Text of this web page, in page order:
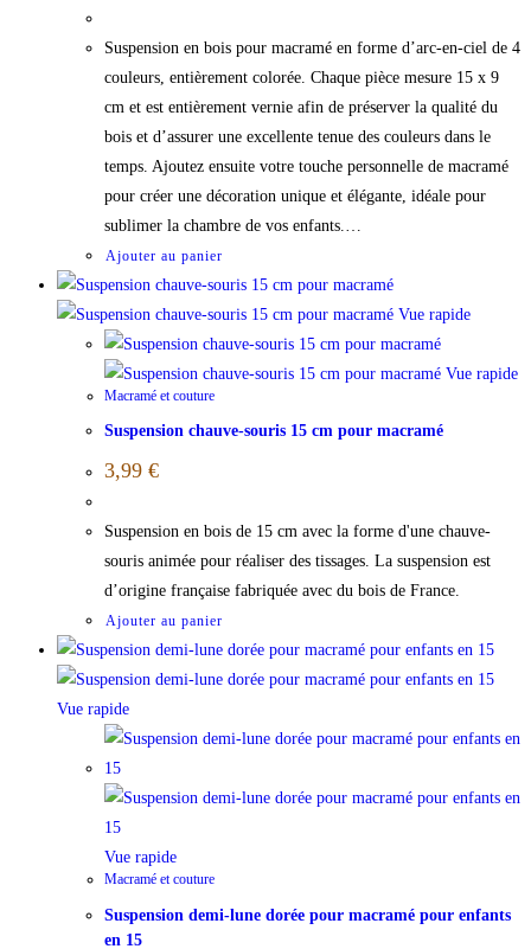
Suspension en bois pour macramé en forme d’arc-en-ciel de 4
couleurs, entièrement colorée. Chaque pièce mesure 15 x 9
cm et est entièrement vernie afin de préserver la qualité du
bois et d’assurer une excellente tenue des couleurs dans le
temps. Ajoutez ensuite votre touche personnelle de macramé
pour créer une décoration unique et élégante, idéale pour
sublimer la chambre de vos enfants.…
Ajouter au panier
Vue rapide
Vue rapide
Macramé et couture
Suspension chauve-souris 15 cm pour macramé
3,99 €
Suspension en bois de 15 cm avec la forme d'une chauve-
souris animée pour réaliser des tissages. La suspension est
d’origine française fabriquée avec du bois de France.
Ajouter au panier
Vue rapide
Vue rapide
Macramé et couture
Suspension demi-lune dorée pour macramé pour enfants
en 15